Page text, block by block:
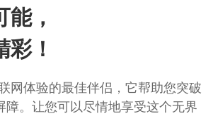
，
！
网体验的最佳伴侣，它帮助您突破
障。让您可以尽情地享受这个无界